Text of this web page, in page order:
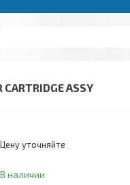
ASSY
Цену уточняйте
В наличии